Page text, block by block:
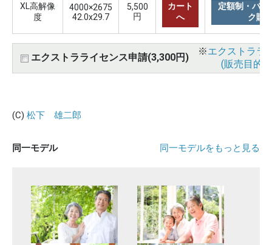
XL高解像
度
4000×2675
42.0x29.7
5,500
円
カート
へ
定額制・バリ
ク購
エクストラライセンス申請(3,300円)
※エクストララ
(販売目的
(C) 松下 雄二郎
同一モデル 同一モデルをもっと見る